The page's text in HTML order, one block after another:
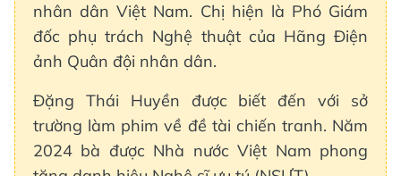
nhân dân Việt Nam. Chị hiện là Phó Giám
đốc phụ trách Nghệ thuật của Hãng Điện
ảnh Quân đội nhân dân.
Đặng Thái Huyền được biết đến với sở
trường làm phim về đề tài chiến tranh. Năm
2024 bà được Nhà nước Việt Nam phong